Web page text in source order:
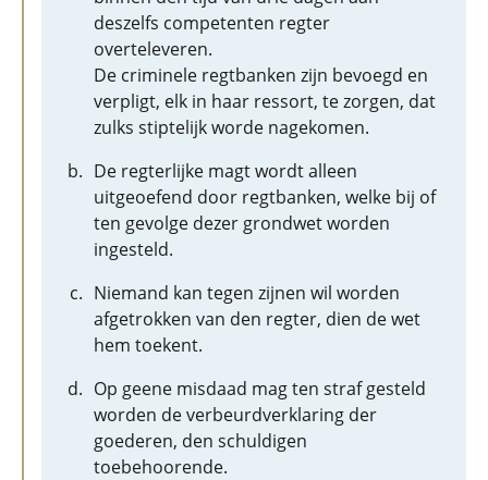
deszelfs competenten regter
overteleveren.
De criminele regtbanken zijn bevoegd en
verpligt, elk in haar ressort, te zorgen, dat
zulks stiptelijk worde nagekomen.
De regterlijke magt wordt alleen
uitgeoefend door regtbanken, welke bij of
ten gevolge dezer grondwet worden
ingesteld.
Niemand kan tegen zijnen wil worden
afgetrokken van den regter, dien de wet
hem toekent.
Op geene misdaad mag ten straf gesteld
worden de verbeurdverklaring der
goederen, den schuldigen
toebehoorende.